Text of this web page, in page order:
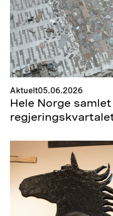
Aktuelt05.06.2026
Hele Norge